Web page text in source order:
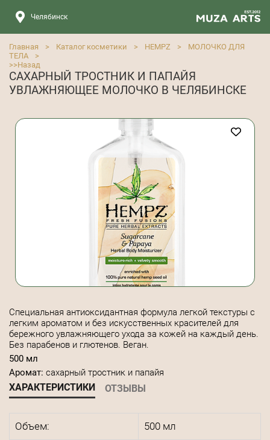
Челябинск
Главная > Каталог косметики > HEMPZ >
МОЛОЧКО ДЛЯ
ТЕЛА
>
>>Назад
CАХАРНЫЙ ТРОСТНИК И ПАПАЙЯ
УВЛАЖНЯЮЩЕЕ МОЛОЧКО В ЧЕЛЯБИНСКЕ
Специальная антиоксидантная формула легкой текстуры с
легким ароматом и без искусственных красителей для
бережного увлажняющего ухода за кожей на каждый день.
Без парабенов и глютенов. Веган.
500 мл
Аромат: сахарный тростник и папайя
ХАРАКТЕРИСТИКИ ОТЗЫВЫ
Объем: 500 мл